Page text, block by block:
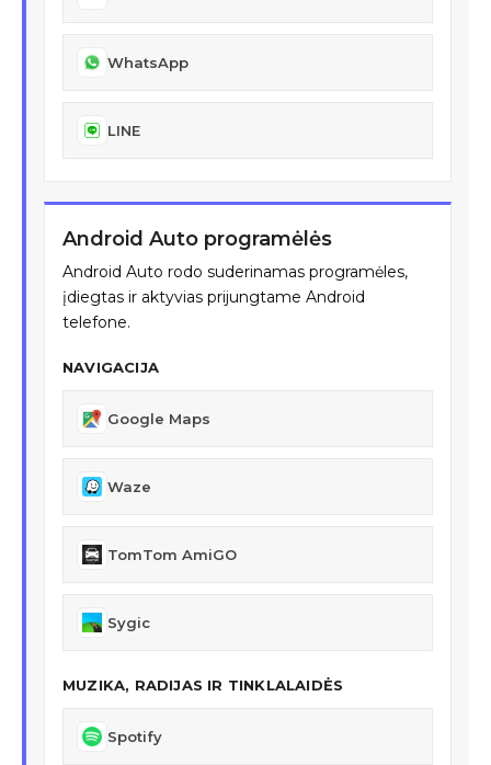
WhatsApp
LINE
Android Auto programėlės
Android Auto rodo suderinamas programėles,
įdiegtas ir aktyvias prijungtame Android
telefone.
NAVIGACIJA
Google Maps
Waze
TomTom AmiGO
Sygic
MUZIKA, RADIJAS IR TINKLALAIDĖS
Spotify